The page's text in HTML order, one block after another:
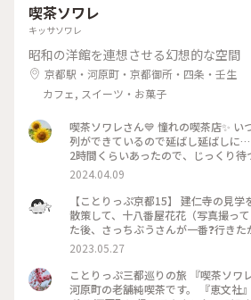
めぞの #梅園
れます😊 店内の配置を変えられたよ
人席になり 通い始めて幾数年 初めて
した😊 中庭がいい感じです😊🌳 ＊
ちょっと甘い物が食べたいなぁーと
うお店です😊 #京都カフェ #パフェ活2024 #みたらし団子 #秋
の彩り #クラシカルな街 #私の好きな
喫茶ソワレ
キッサソワレ
昭和の洋館を連想させる幻想的な空間
京都駅・河原町・京都御所・四条・壬生
カフェ, スイーツ・お菓子
喫茶ソワレさん💙 憧れの喫茶店✨ い
列ができているので延ばし延ばしに
2時間くらいあったので、じっくり
つ間も皆さんの投稿で拝見していた
ク💓 結局1時間ほど待ち、店内へ。
席に着きました。 深く青く、まるで
💙 ぶどうの透かし彫りやライトもク
だのはご存じゼリーポンチ🌈✨ キレ
りにかざすとキラキラします✨ ゼリ
炭酸もいい！ 中の氷がゼリーと同じ
って口に入れてびっくりしてしまい
食べ終わってしまいました😣 まだこ
2024.04.09
【ことりっぷ京都15】 建仁寺の見
散策して、十八番屋花花（写真撮っ
た後、さっちぶうさんが一番❓行き
レ」さんに向かいました😊 人気のお
ていると覚悟して行ったのですが、
せんでした😄 15分くらいで案内され
いグループばっかり😱 あ、でも、男
2023.05.27
ことりっぷ三都巡りの旅 『喫茶ソワ
河原町の老舗純喫茶です。 『恵文社